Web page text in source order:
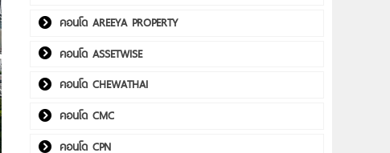
คอนโด AREEYA PROPERTY
คอนโด ASSETWISE
คอนโด CHEWATHAI
คอนโด CMC
คอนโด CPN